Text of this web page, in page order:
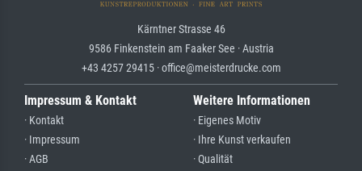
Kärntner Strasse 46
9586 Finkenstein am Faaker See · Austria
+43 4257 29415 · office@meisterdrucke.com
Impressum & Kontakt
· Kontakt
· Impressum
· AGB
Weitere Informationen
· Eigenes Motiv
· Ihre Kunst verkaufen
· Qualität